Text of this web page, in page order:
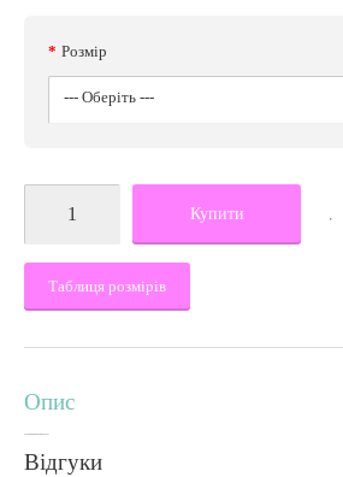
Розмір
Купити
Таблиця розмірів
Опис
Відгуки